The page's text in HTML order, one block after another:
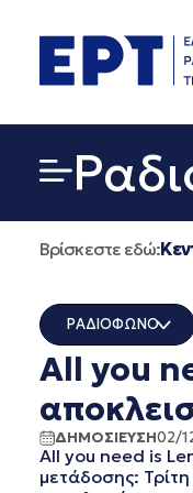
περιεχόμενο
Βρίσκεστε εδώ:
ΡΑΔΙΟΦΩΝΟ
ΟΛΑ
ERT COSMOS
ERTECHO
ERTFLIX
EUROVISION - EBU
All you
ΔΗΜΟΣΙΕΥΣΗ02/
All you need is
μετάδοσης: